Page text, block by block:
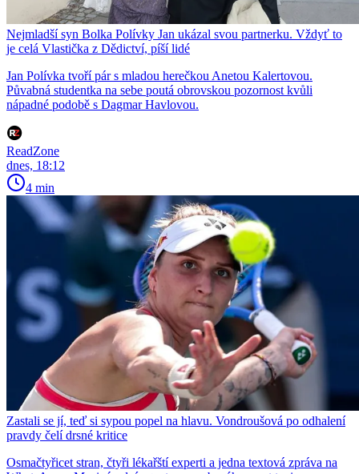
Nejmladší syn Bolka Polívky Jan ukázal svou partnerku. Vždyť to
je celá Vlastička z Dědictví, píší lidé
Jan Polívka tvoří pár s mladou herečkou Anetou Kalertovou.
Půvabná studentka na sebe poutá obrovskou pozornost kvůli
nápadné podobě s Dagmar Havlovou.
ReadZone
dnes, 18:12
4 min
Zastali se jí, teď si sypou popel na hlavu. Vondroušová po odhalení
pravdy čelí drsné kritice
Osmačtyřicet stran, čtyři lékařští experti a jedna textová zpráva na